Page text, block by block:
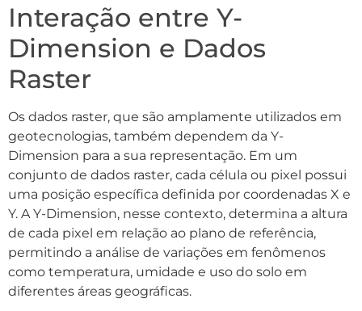
Interação entre Y-
Dimension e Dados
Raster
Os dados raster, que são amplamente utilizados em
geotecnologias, também dependem da Y-
Dimension para a sua representação. Em um
conjunto de dados raster, cada célula ou pixel possui
uma posição específica definida por coordenadas X e
Y. A Y-Dimension, nesse contexto, determina a altura
de cada pixel em relação ao plano de referência,
permitindo a análise de variações em fenômenos
como temperatura, umidade e uso do solo em
diferentes áreas geográficas.